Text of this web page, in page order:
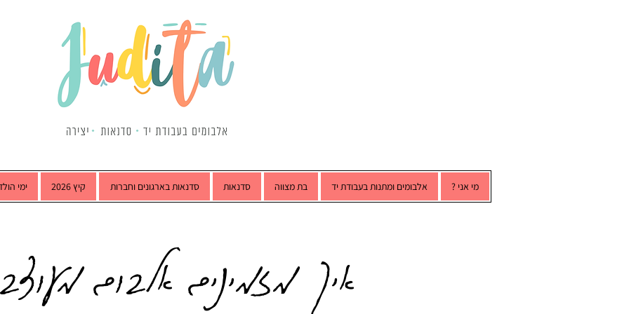
מי אני ? אלבומים ומתנות בעבודת יד בת מצווה סדנאות סדנאות בארגונים וחברות קיץ 2026 ימי
איך מזמינים אלבום